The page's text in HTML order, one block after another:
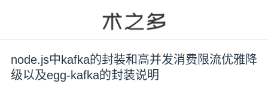
node.js中kafka的封装和高并发消费限流优雅降
级以及egg-kafka的封装说明